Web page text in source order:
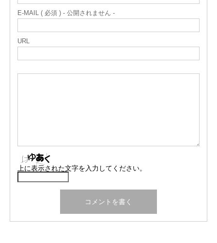
E-MAIL ( 必須 ) - 公開されません -
URL
上に表示された文字を入力してください。